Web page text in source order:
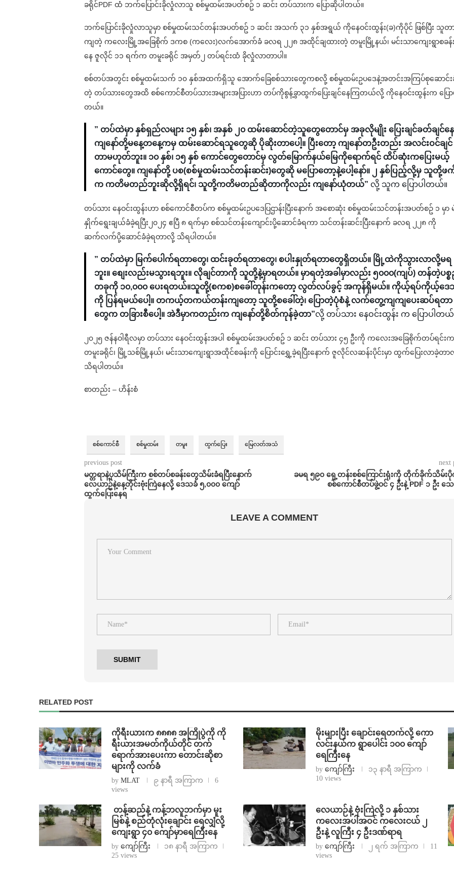
ခရိုင်PDF ထံ ဘက်ပြောင်းခိုလှုံလာသူ စစ်မှုထမ်းအပတ်စဥ် ၁ ဆင်း တပ်သားက ပြောဆိုပါတယ်။
ဘက်ပြောင်းခိုလှုံလာသူမှာ စစ်မှုထမ်းသင်တန်းအပတ်စဥ် ၁ ဆင်း အသက် ၃၁ နှစ်အရွယ် ကိုနေဝင်းထွန်း(ခ)ကိုပိုင် ဖြစ်ပြီး သူတ
ကျတဲ့ ကလေးမြို့အခြေစိုက် ဒကစ (ကလေး)လက်အောက်ခံ ခလရ ၂၂၈ အထိုင်ချထားတဲ့ တမူးမြို့နယ်၊ မင်းသာကျေးရွာစခန်
နေ ဇူလိုင် ၁၁ ရက်က တမူးခရိုင် အမှတ်၂ တပ်ရင်းထံ ခိုလှုံလာတာပါ။
စစ်တပ်အတွင်း စစ်မှုထမ်းသက် ၁၀ နှစ်အထက်ရှိသူ အောက်ခြေစစ်သားတွေကစလို့ စစ်မှုထမ်းဥပဒေနဲ့အတင်းအကြပ်စုဆောင်း
တဲ့ တပ်သားတွေအထိ စစ်ကောင်စီတပ်သားအများအပြားဟာ တပ်ကိုစွန့်ခွာထွက်ပြေးချင်နေကြတယ်လို့ ကိုနေဝင်းထွန်းက ပြောပ
တယ်။
” တပ်ထဲမှာ နှစ်ရှည်လများ ၁၅ နှစ်၊ အနှစ် ၂၀ ထမ်းဆောင်တဲ့သူတွေတောင်မှ အခုလိုမျိုး ပြေးချင်ခတ်ချင်န
ကျနော်တို့မနေ့တနေ့ကမှ ထမ်းဆောင်ရသူတွေဆို ပိုဆိုးတာပေါ့။ ပြီးတော့ ကျနော်တဦးတည်း အလင်းဝင်ချင်
တာမဟုတ်ဘူး။ ၁၀ နှစ်၊ ၁၅ နှစ် ကောင်တွေတောင်မှ လွတ်မြောက်နယ်မြေကိုရောက်ရင် ထိပ်ဆုံးကပြေးမယ့်
ကောင်တွေ။ ကျနော်တို့ ပစ(စစ်မှုထမ်းသင်တန်းဆင်း)တွေဆို မပြောတော့နဲ့ပေါ့နော်။ ၂ နှစ်ပြည့်လို့မှ သူတို့ဖ
က ကတိမတည်ဘူးဆိုလို့ရှိရင်၊ သူတို့ကတိမတည်ဆိုတာကိုလည်း ကျနော်ယုံတယ်” လို့ သူက ပြောပါတယ်။
တပ်သား နေဝင်းထွန်းဟာ စစ်ကောင်စီတပ်က စစ်မှုထမ်းဥပဒေပြဌာန်းပြီးနောက် အစောဆုံး စစ်မှုထမ်းသင်တန်းအပတ်စဥ် ၁ မှာ
နှိုက်ရွေးချယ်ခံခဲ့ရပြီး၂၀၂၄ ဧပြီ ၈ ရက်မှာ စစ်သင်တန်းကျောင်းပို့ဆောင်ခံရကာ သင်တန်းဆင်းပြီးနောက် ခလရ ၂၂၈ ကို
ဆက်လက်ပို့ဆောင်ခံခဲ့ရတာလို့ သိရပါတယ်။
” တပ်ထဲမှာ ​မြက်ပေါက်ရတာတွေ၊ ထင်းခုတ်ရတာတွေ၊ စပါးနှုတ်ရတာတွေရှိတယ်။ မြို့ထဲကိုသွားလာလို့မရ
ဘူး။ စျေးလည်းမသွားရဘူး။ လိုချင်တာကို သူတို့နဲ့မှာရတယ်။ မှာရတဲ့အခါမှာလည်း ၅၀၀၀(ကျပ်) တန်တဲ့ပစ္စ
တခုကို ၁၀,၀၀၀ ပေးရတယ်။သူတို့(စကစ)စခေါ်တုန်းကတော့ လွတ်လပ်ခွင့် အကုန်ရှိမယ်။ ကိုယ့်ရပ်ကိုယ့်ဒေ
ကို ပြန်ရမယ်ပေါ့။ တကယ့်တကယ်တန်းကျတော့ သူတို့စခေါ်တဲ့၊ ပြောတဲ့ပုံစံနဲ့ လက်တွေ့ကျကျပေးဆပ်ရတာ
တွေက တခြားစီပေါ့။ အဲဒီမှာကတည်းက ကျနော်တို့စိတ်ကုန်ခဲ့တာ”လို့ တပ်သား နေဝင်းထွန်း က ပြောပါတယ်
၂၀၂၅ ဇန်နဝါရီလမှာ တပ်သား နေဝင်းထွန်းအပါ စစ်မှုထမ်းအပတ်စဥ် ၁ ဆင်း တပ်သား ၄၅ ဦးကို ကလေးအခြေစိုက်တပ်ရင်း
တမူးခရိုင်၊ မြို့သစ်မြို့နယ်၊ မင်းသာကျေးရွာအထိုင်စခန်းကို ပြောင်းရွှေ့ခဲ့ရပြီးနောက် ဇူလိုင်လဆန်းပိုင်းမှာ ထွက်ပြေးလာခဲ့တ
သိရပါတယ်။
စာတည်း – ဟိန်းစံ
စစ်ကောင်စီ စစ်မှုထမ်း တမူး ထွက်ပြေး မြေလတ်အသံ
previous post
မတ္တရာနဲ့ပုသိမ်ကြီးက စစ်တပ်စခန်းတွေသိမ်းခံရပြီးနောက်
လေယာဥ်နဲ့နေ့တိုင်းဗုံးကြဲနေလို့ ဒေသခံ ၅,၀၀၀ ကျော်
ထွက်ပြေးနေရ
next
ခမရ ၅၉၀ ရှေ့တန်းစစ်ကြောင်းရုံးကို တိုက်ခိုက်သိမ်း
စစ်ကောင်စီတပ်ဖွဲ့ဝင် ၄ ဦးနဲ့ PDF ၁ ဦး သ
LEAVE A COMMENT
RELATED POST
ကိုရီးယားက ၈၈၈၈ အကြိုပွဲကို ကို
ရီးယားအမတ်ကိုယ်တိုင် တက်
ရောက်အားပေးကာ တောင်းဆိုစာ
များကို လက်ခံ
by MLAT ၉ နာရီ အကြာက
6
views
⁨မိုးများပြီး ချောင်းရေတက်လို့ ကော
လင်းနယ်က ရွာပေါင်း ၁၀၀ ကျော်
ရေကြီးနေ
by ကျော်ကြီး
၁၃ နာရီ အကြာက
10 views
⁩ ⁨တန့်ဆည်နဲ့ ကန့်ဘလူဘက်မှာ မူး
မြစ်နဲ့ စည်တုံလုံးချောင်း ရေလျှံလို့
ကျေးရွာ ၄၀ ကျော်မှာရေကြီးနေ
by ကျော်ကြီး
၁၈ နာရီ အကြာက
25 views
⁨လေယာဉ်နဲ့ ဗုံးကြဲလို့ ၁ နှစ်သား
ကလေးအပါအဝင် ကလေးငယ် ၂
ဦးနဲ့ လူကြီး ၄ ဦးဒဏ်ရာရ
by ကျော်ကြီး ၂ ရက် အကြာက
11
views